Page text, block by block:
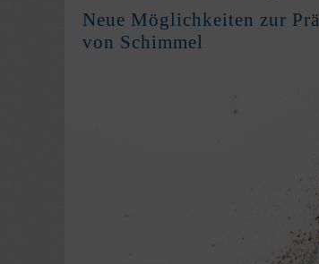
Neue Möglichkeiten zur
von Schimmel